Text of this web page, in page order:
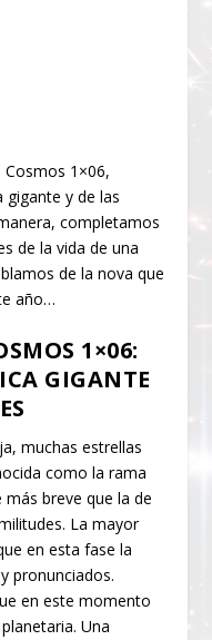
1×06,
y de las
completamos
de la vida de una
de la nova que
año…
1×06:
GIGANTE
muchas estrellas
como la rama
breve que la de
La mayor
en esta fase la
pronunciados.
en este momento
Una